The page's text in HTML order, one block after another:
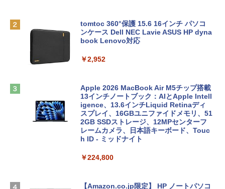
tomtoc 360°保護 15.6 16インチ パソコ
ンケース Dell NEC Lavie ASUS HP dyna
book Lenovo対応
￥2,952
Apple 2026 MacBook Air M5チップ搭載
13インチノートブック：AIとApple Intell
igence、13.6インチLiquid Retinaディ
スプレイ、16GBユニファイドメモリ、51
2GB SSDストレージ、12MPセンターフ
レームカメラ、日本語キーボード、Touc
h ID - ミッドナイト
￥224,800
【Amazon.co.jp限定】 HP ノートパソコ